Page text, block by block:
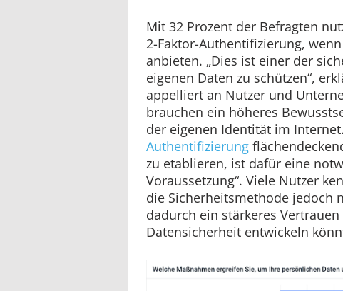
Mit 32 Prozent der Befragten
2-Faktor-Authentifizierung,
anbieten. „Dies ist einer der
eigenen Daten zu schützen“,
appelliert an Nutzer und
brauchen ein höheres
der eigenen Identität im
Authentifizierung
zu etablieren, ist dafür eine
Voraussetzung“. Viele Nutzer
die Sicherheitsmethode jedoch
dadurch ein stärkeres
Datensicherheit entwickeln